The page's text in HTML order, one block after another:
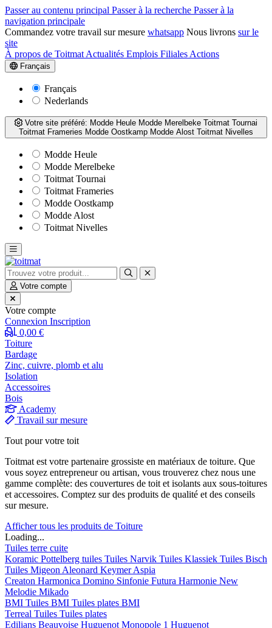
Passer au contenu principal Passer à la recherche Passer à la
navigation principale
Commandez votre travail sur mesure whatsapp Nous livrons sur le
site
À propos de Toitmat Actualités Emplois Filiales Actions
Français
Français
Nederlands
Votre site préféré: Modde Heule Modde Merelbeke Toitmat Tournai
Toitmat Frameries Modde Oostkamp Modde Alost Toitmat Nivelles
Modde Heule
Modde Merelbeke
Toitmat Tournai
Toitmat Frameries
Modde Oostkamp
Modde Alost
Toitmat Nivelles
Votre compte
Votre compte
Connexion Inscription
0,00 €
Toiture
Bardage
Zinc, cuivre, plomb et alu
Isolation
Accessoires
Bois
Academy
Travail sur mesure
Tout pour votre toit
Toitmat est votre partenaire grossiste en matériaux de toiture. Que
vous soyez entrepreneur ou artisan, vous trouverez chez nous une
gamme complète: des couvertures de toit et isolants aux sous-toitures
et accessoires. Comptez sur des produits de qualité et des conseils
sur mesure.
Afficher tous les produits de Toiture
Loading...
Tuiles terre cuite
Koramic Pottelberg tuiles Tuiles Narvik Tuiles Klassiek Tuiles Bisch
Tuiles Migeon Aleonard KeymerAspia
Creaton Harmonica Domino Sinfonie Futura Harmonie New
Melodie Mikado
BMI Tuiles BMI Tuiles plates BMI
Terreal Tuiles Tuiles plates
Edilians Beauvoise Huguenot Monopole 1 Huguenot